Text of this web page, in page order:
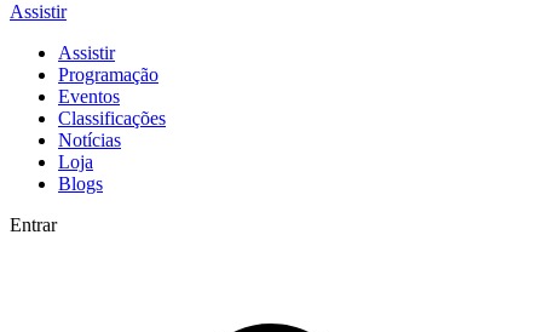
Assistir
Assistir
Programação
Eventos
Classificações
Notícias
Loja
Blogs
Entrar